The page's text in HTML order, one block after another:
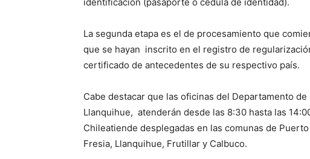
La segunda etapa es el de procesamiento que
que se hayan inscrito en el registro de
certificado de antecedentes de su respectivo país.
Cabe destacar que las oficinas del Departamento
Llanquihue, atenderán desde las 8:30 hasta las
Chileatiende desplegadas en las comunas de
Fresia, Llanquihue, Frutillar y Calbuco.